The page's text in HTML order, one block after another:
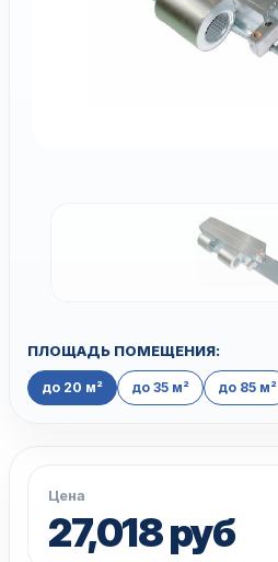
ПЛОЩАДЬ ПОМЕЩЕНИЯ:
до 20 м² до 35 м² до 85 м²
Цена
27,018 руб